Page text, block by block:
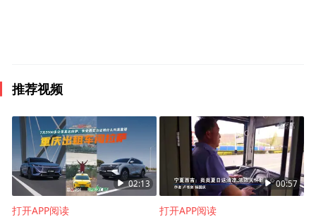
清醒了一些，查看了手机转账信息，确认自
己付错了钱。
而后，双方随民警回到派出所，在民警的见
证下，周伟将收到的14万多元退还给了该男
子。最后，周伟开车将男子送回了家，男子
推荐视频
02:13
打开APP阅读
00:57
打开APP阅读